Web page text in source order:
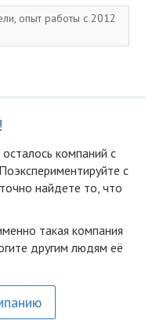
опыт работы с 2012
компаний с
с
найдете то, что
такая компания
другим людям её